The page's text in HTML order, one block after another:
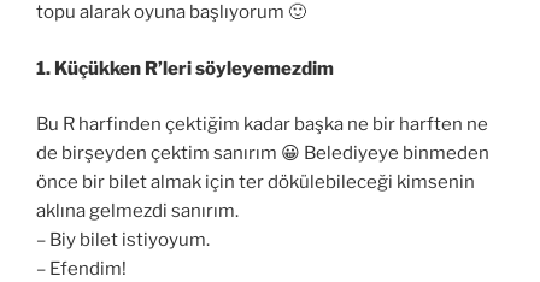
topu alarak oyuna başlıyorum 🙂
1. Küçükken R’leri söyleyemezdim
Bu R harfinden çektiğim kadar başka ne bir harften ne
de birşeyden çektim sanırım 😀 Belediyeye binmeden
önce bir bilet almak için ter dökülebileceği kimsenin
aklına gelmezdi sanırım.
– Biy bilet istiyoyum.
– Efendim!